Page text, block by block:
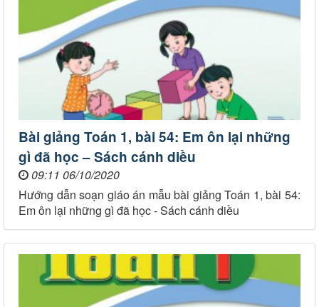
Bài giảng Toán 1, bài 54: Em ôn lại những
gì đã học – Sách cánh diều
09:11 06/10/2020
Hướng dẫn soạn giáo án mẫu bài giảng Toán 1, bài 54:
Em ôn lại những gì đã học - Sách cánh diều